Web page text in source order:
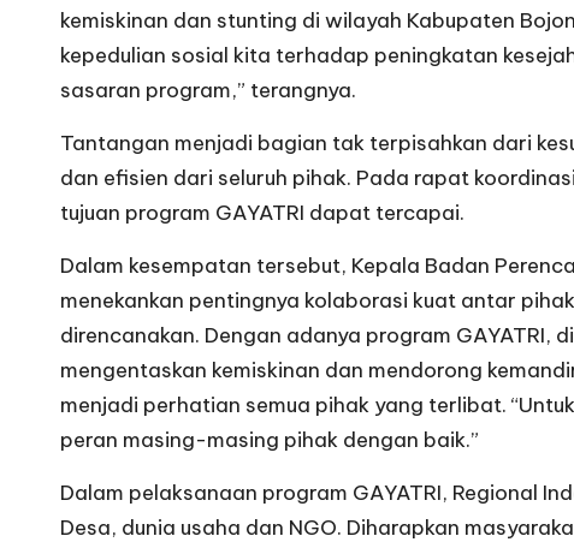
kemiskinan dan stunting di wilayah Kabupaten
kepedulian sosial kita terhadap peningkatan
sasaran program,” terangnya.
Tantangan menjadi bagian tak terpisahkan dari
dan efisien dari seluruh pihak. Pada rapat
tujuan program GAYATRI dapat tercapai.
Dalam kesempatan tersebut, Kepala Badan
menekankan pentingnya kolaborasi kuat antar
direncanakan. Dengan adanya program
mengentaskan kemiskinan dan mendorong
menjadi perhatian semua pihak yang terlibat.
peran masing-masing pihak dengan baik.”
Dalam pelaksanaan program GAYATRI, Regional
Desa, dunia usaha dan NGO. Diharapkan